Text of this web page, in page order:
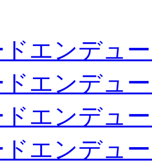
ドエンデュ
ドエンデュ
ドエンデュ
ドエンデュ